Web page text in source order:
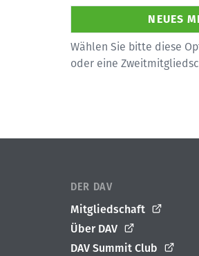
Wählen Sie bitte diese
oder eine
DER DAV
Mitgliedschaft
Über DAV
DAV Summit Club